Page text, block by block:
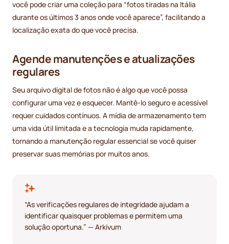
você pode criar uma coleção para “fotos tiradas na Itália
durante os últimos 3 anos onde você aparece”, facilitando a
localização exata do que você precisa.
Agende manutenções e atualizações
regulares
Seu arquivo digital de fotos não é algo que você possa
configurar uma vez e esquecer. Mantê-lo seguro e acessível
requer cuidados contínuos. A mídia de armazenamento tem
uma vida útil limitada e a tecnologia muda rapidamente,
tornando a manutenção regular essencial se você quiser
preservar suas memórias por muitos anos.
“As verificações regulares de integridade ajudam a
identificar quaisquer problemas e permitem uma
solução oportuna.” — Arkivum